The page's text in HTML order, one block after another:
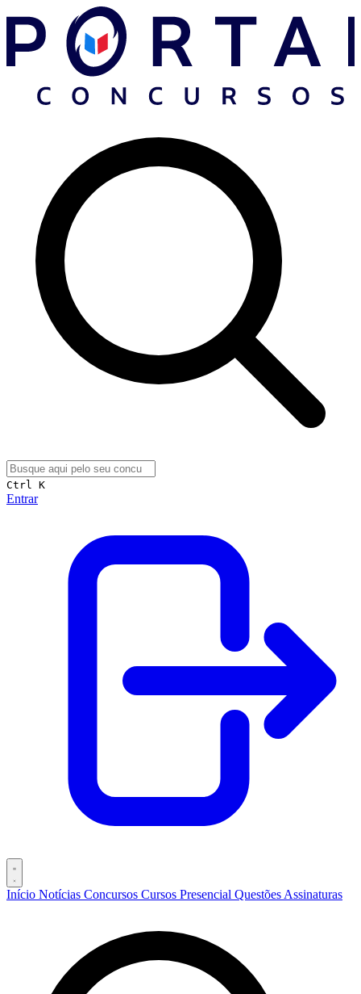
Ctrl K
Entrar
Início Notícias Concursos Cursos Presencial Questões Assinaturas